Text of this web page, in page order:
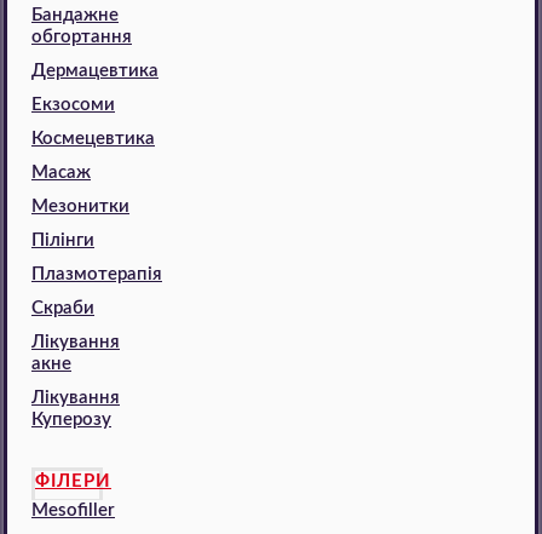
Бандажне
обгортання
Дермацевтика
Екзосоми
Космецевтика
Масаж
Мезонитки
Пілінги
Плазмотерапія
Скраби
Лікування
акне
Лікування
Куперозу
ФІЛЕРИ
Mesofiller